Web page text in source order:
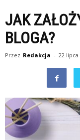
JAK
BLOGA?
Przez Redakcja - 22 lipca